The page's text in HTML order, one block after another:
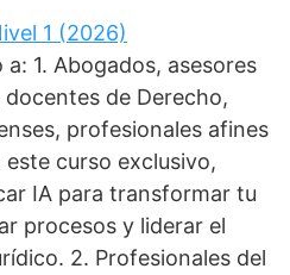
1 (2026)
1. Abogados, asesores
de Derecho,
profesionales afines
curso exclusivo,
IA para transformar tu
procesos y liderar el
2. Profesionales del